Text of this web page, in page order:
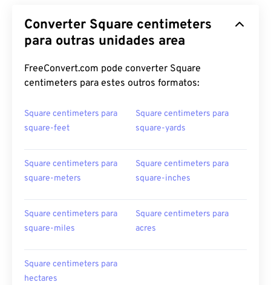
Converter Square centimeters
para outras unidades area
FreeConvert.com pode converter Square
centimeters para estes outros formatos:
Square centimeters para
square-feet
Square centimeters para
square-yards
Square centimeters para
square-meters
Square centimeters para
square-inches
Square centimeters para
square-miles
Square centimeters para
acres
Square centimeters para
hectares